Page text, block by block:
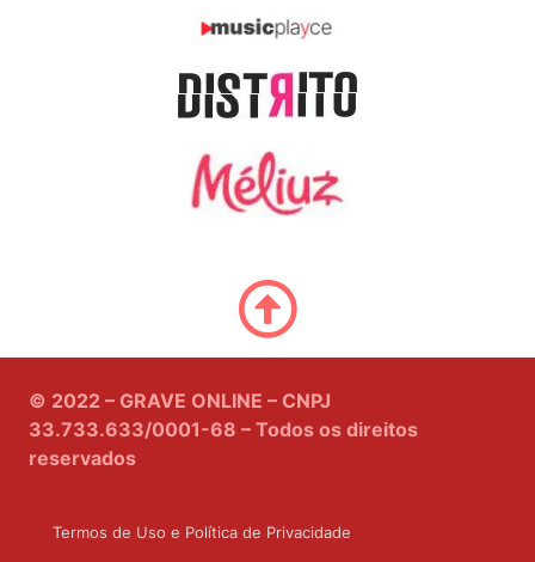
© 2022 – GRAVE ONLINE – CNPJ
33.733.633/0001-68 – Todos os direitos
reservados
Termos de Uso e Política de Privacidade